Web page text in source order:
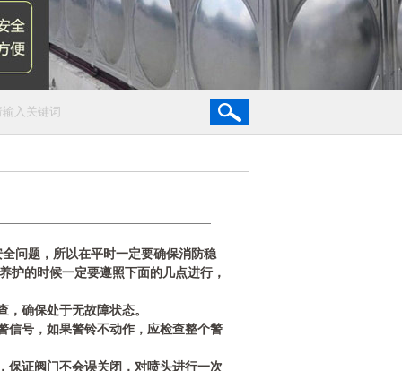
问题，所以在平时一定要确保消防稳
护的时候一定要遵照下面的几点进行，
，确保处于无故障状态。
信号，如果警铃不动作，应检查整个警
保证阀门不会误关闭，对喷头进行一次